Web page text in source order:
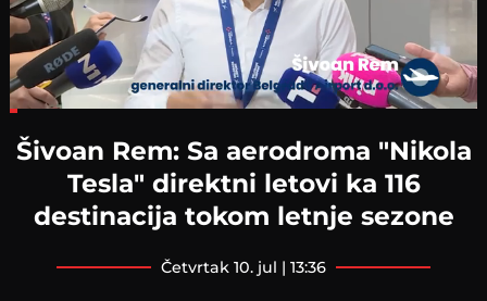
Šivoan Rem: Sa aerodroma "Nikola
Tesla" direktni letovi ka 116
destinacija tokom letnje sezone
četvrtak 10. jul | 13:36